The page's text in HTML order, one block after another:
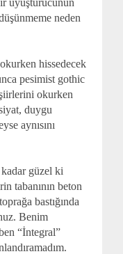
neden
hissedecek
pesimist gothic
okurken
duygu
aynısını
güzel ki
tabanının beton
bastığında
Benim
“İntegral”